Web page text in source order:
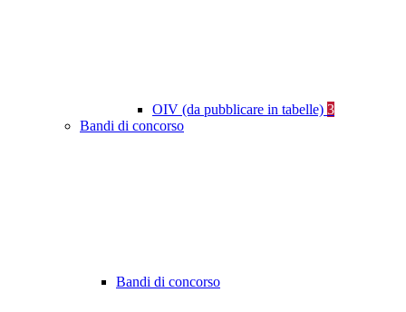
OIV (da pubblicare in tabelle) 3
Bandi di concorso
Bandi di concorso